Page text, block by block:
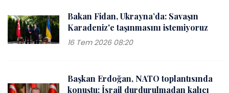
Bakan Fidan, Ukrayna’da: Savaşın
Karadeniz'e taşınmasını istemiyoruz
16 Tem 2026 08:20
Başkan Erdoğan, NATO toplantısında
konuştu: İsrail durdurulmadan kalıcı